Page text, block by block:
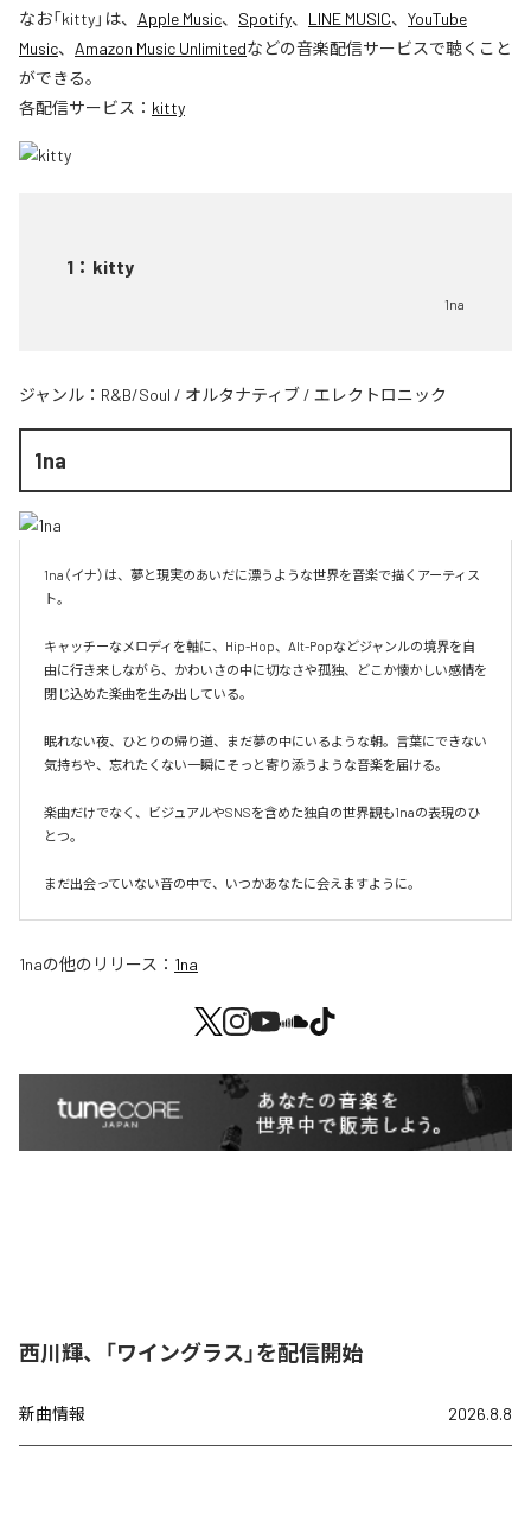
なお「kitty」は、 Apple Music、 Spotify、 LINE MUSIC、 YouTube
Music、 Amazon Music Unlimitedなどの音楽配信サービスで聴くこと
ができる。
各配信サービス： kitty
1 ： kitty
1na
ジャンル： R&B/Soul / オルタナティブ / エレクトロニック
1na
1na（イナ）は、夢と現実のあいだに漂うような世界を音楽で描くアーティス
ト。
キャッチーなメロディを軸に、Hip-Hop、Alt-Popなどジャンルの境界を自
由に行き来しながら、かわいさの中に切なさや孤独、どこか懐かしい感情を
閉じ込めた楽曲を生み出している。
眠れない夜、ひとりの帰り道、まだ夢の中にいるような朝。言葉にできない
気持ちや、忘れたくない一瞬にそっと寄り添うような音楽を届ける。
楽曲だけでなく、ビジュアルやSNSを含めた独自の世界観も1naの表現のひ
とつ。
まだ出会っていない音の中で、いつかあなたに会えますように。
1naの他のリリース： 1na
西川輝、「ワイングラス」を配信開始
新曲情報 2026.8.8